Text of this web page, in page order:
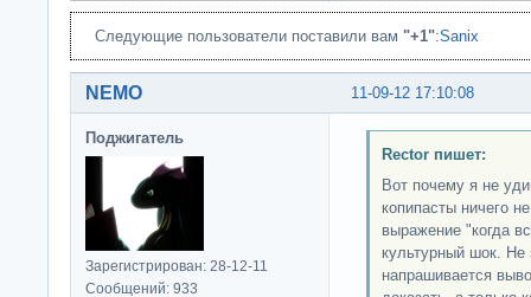
Следующие пользователи поставили вам "+1":Sanix
11-09-12 17:10:08
NEMO
Поджигатель
Зарегистрирован: 28-12-11
Сообщений: 933
Rector пишет:
Вот почему я не
копипасты ничего
выражение "когда
культурный шок.
напрашивается